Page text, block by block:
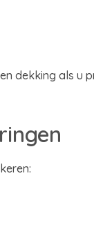
dekking als